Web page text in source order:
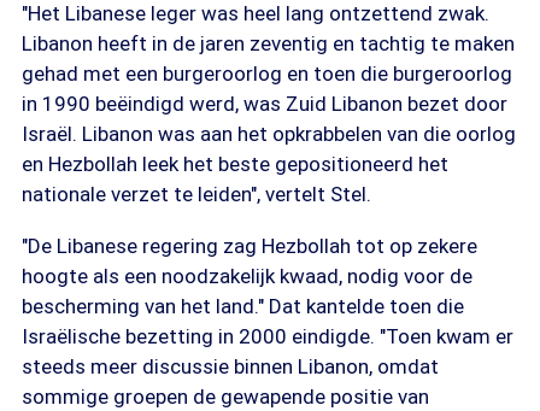
"Het Libanese leger was heel lang ontzettend zwak.
Libanon heeft in de jaren zeventig en tachtig te maken
gehad met een burgeroorlog en toen die burgeroorlog
in 1990 beëindigd werd, was Zuid Libanon bezet door
Israël. Libanon was aan het opkrabbelen van die oorlog
en Hezbollah leek het beste gepositioneerd het
nationale verzet te leiden", vertelt Stel.
"De Libanese regering zag Hezbollah tot op zekere
hoogte als een noodzakelijk kwaad, nodig voor de
bescherming van het land." Dat kantelde toen die
Israëlische bezetting in 2000 eindigde. "Toen kwam er
steeds meer discussie binnen Libanon, omdat
sommige groepen de gewapende positie van